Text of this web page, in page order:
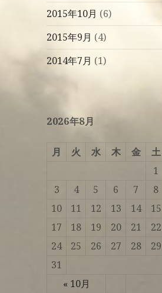
2015年10月 (6)
2015年9月 (4)
2014年7月 (1)
2026年8月
月 火 水 木 金 土
« 10月
1
3
4 5 6 7 8
10
11 12 13 14 15
17
18 19 20 21 22
24
25 26 27 28 29
31